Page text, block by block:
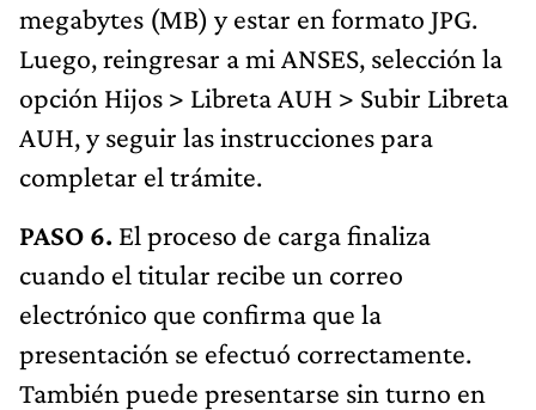
megabytes (MB) y estar en formato JPG.
Luego, reingresar a mi ANSES, selección la
opción Hijos > Libreta AUH > Subir Libreta
AUH, y seguir las instrucciones para
completar el trámite.
PASO 6. El proceso de carga finaliza
cuando el titular recibe un correo
electrónico que confirma que la
presentación se efectuó correctamente.
También puede presentarse sin turno en